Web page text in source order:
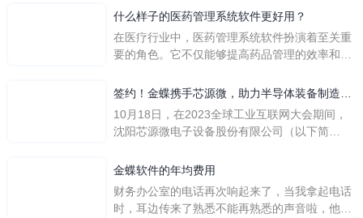
么呢？
什么样子的医药管理系统软件更好用？
在医疗行业中，医药管理系统软件扮演着至关重
要的角色。它不仅能够提高药品管理的效率和准
一个好用的医药管理系统软件应具备以下特点。
地进行操作。 复杂的
签约！金蝶携手芯源微，助力半导体装备制造领
先企业迈向世界
10月18日，在2023全球工业互联网大会期间，
沈阳芯源微电子设备股份有限公司（以下简
下简称“金蝶”）在辽宁沈阳签署战略合作协议。
营管控平台，从而实现公司产研一体化、业财一
金蝶软件的年均费用
财务办公室的电话再次响起来了，当我拿起电话
时，耳边传来了熟悉不能再熟悉的声音啦，他就